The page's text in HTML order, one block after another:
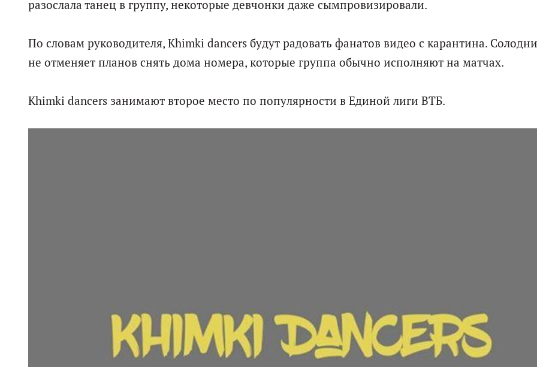
разослала танец в группу, некоторые девчонки даже сымпровизировали.
По словам руководителя, Khimki dancers будут радовать фанатов видео с карантина.
не отменяет планов снять дома номера, которые группа обычно исполняют на матчах.
Khimki dancers занимают второе место по популярности в Единой лиги ВТБ.